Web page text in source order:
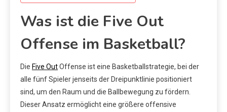
Was ist die Five Out
Offense im Basketball?
Die Five OutOffense ist eine Basketballstrategie, bei der
alle fünf Spieler jenseits der Dreipunktlinie positioniert
sind, um den Raum und die Ballbewegung zu fördern.
Dieser Ansatz ermöglicht eine größere offensive